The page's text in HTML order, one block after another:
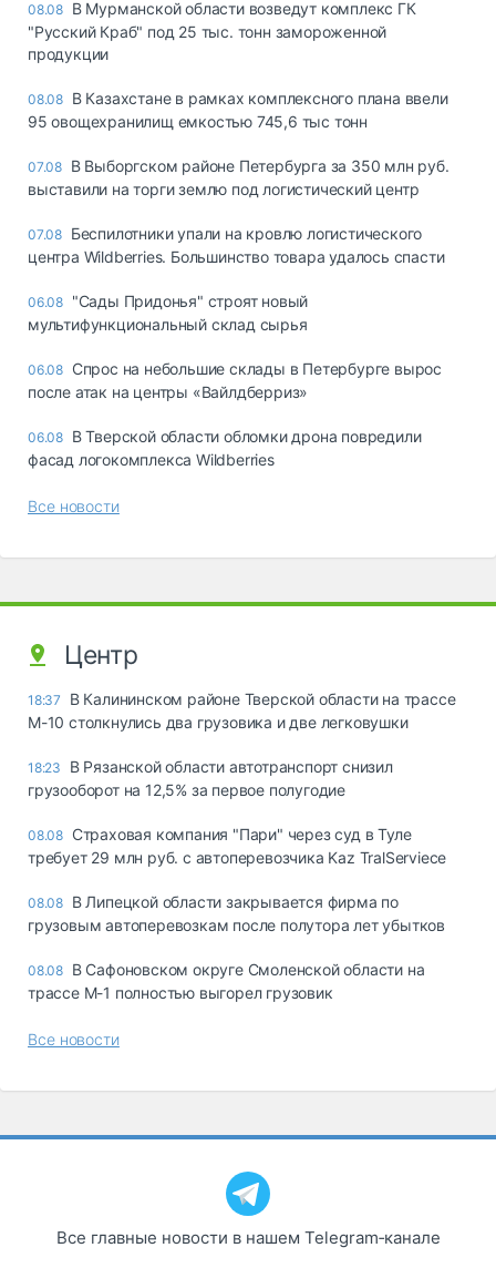
08.08 В Мурманской области возведут комплекс ГК
"Русский Краб" под 25 тыс. тонн замороженной
продукции
08.08 В Казахстане в рамках комплексного плана ввели
95 овощехранилищ емкостью 745,6 тыс тонн
07.08 В Выборгском районе Петербурга за 350 млн руб.
выставили на торги землю под логистический центр
07.08 Беспилотники упали на кровлю логистического
центра Wildberries. Большинство товара удалось спасти
06.08 "Сады Придонья" строят новый
мультифункциональный склад сырья
06.08 Спрос на небольшие склады в Петербурге вырос
после атак на центры «Вайлдберриз»
06.08 В Тверской области обломки дрона повредили
фасад логокомплекса Wildberries
Все новости
Центр
18:37
В Калининском районе Тверской области на трассе
М-10 столкнулись два грузовика и две легковушки
18:23
В Рязанской области автотранспорт снизил
грузооборот на 12,5% за первое полугодие
08.08 Страховая компания "Пари" через суд в Туле
требует 29 млн руб. с автоперевозчика Kaz TralServiece
08.08 В Липецкой области закрывается фирма по
грузовым автоперевозкам после полутора лет убытков
08.08 В Сафоновском округе Смоленской области на
трассе М-1 полностью выгорел грузовик
Все новости
Все главные новости в нашем Telegram‑канале